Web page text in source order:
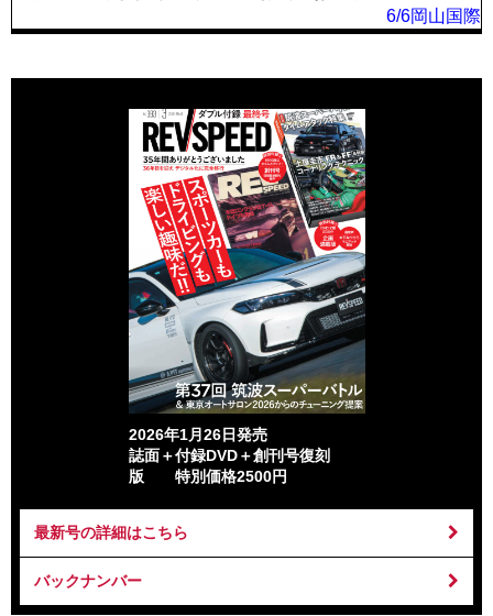
6/6岡山国際
2026年1月26日発売
誌面＋付録DVD＋創刊号復刻
版 特別価格2500円
最新号の詳細はこちら
バックナンバー